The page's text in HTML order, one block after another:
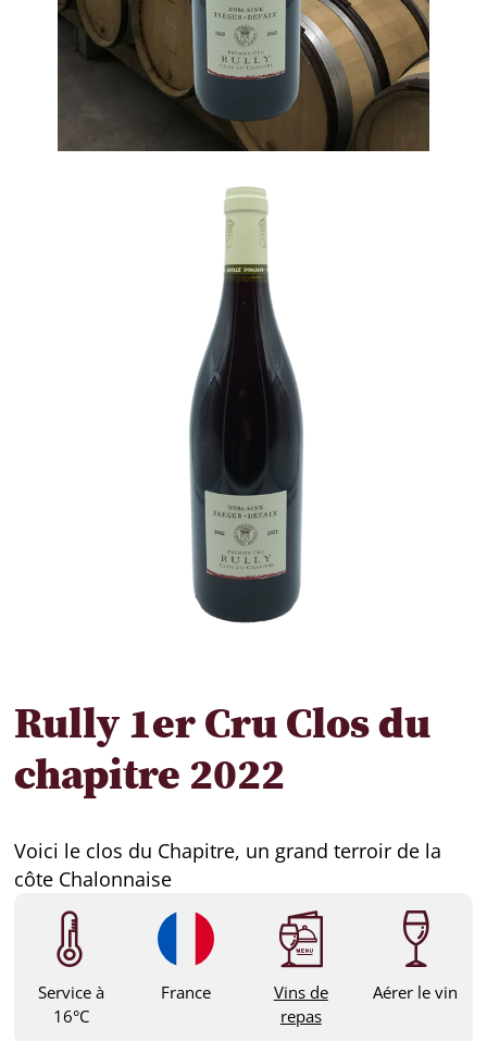
Rully 1er Cru Clos du
chapitre 2022
Voici le clos du Chapitre, un grand terroir de la
côte Chalonnaise
Service à
16°C
France
Vins de
repas
Aérer le vin